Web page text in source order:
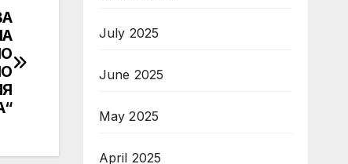
July 2025
June 2025
May 2025
April 2025